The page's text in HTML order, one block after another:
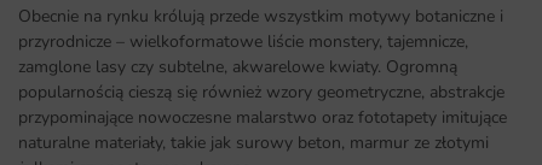
Obecnie na rynku królują przede wszystkim motywy botaniczne i
przyrodnicze – wielkoformatowe liście monstery, tajemnicze,
zamglone lasy czy subtelne, akwarelowe kwiaty. Ogromną
popularnością cieszą się również wzory geometryczne, abstrakcje
przypominające nowoczesne malarstwo oraz fototapety imitujące
naturalne materiały, takie jak surowy beton, marmur ze złotymi